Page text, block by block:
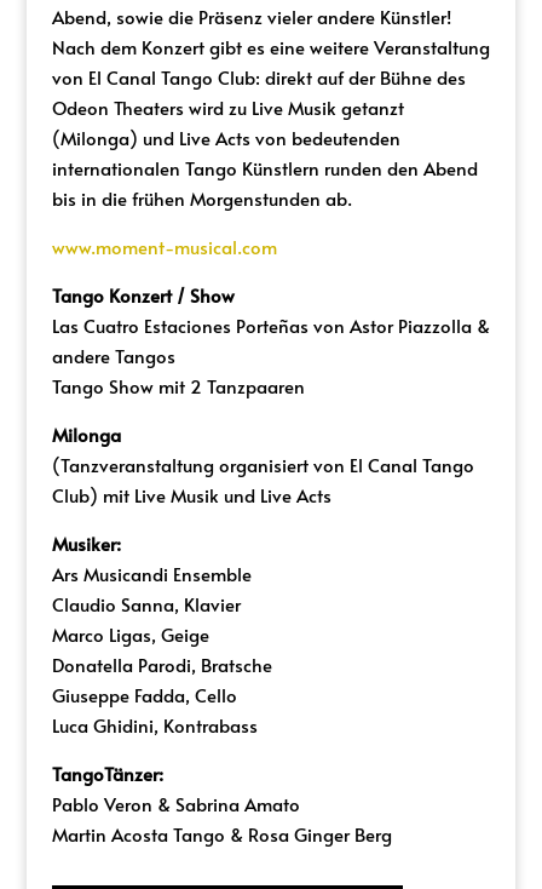
Abend, sowie die Präsenz vieler andere Künstler!
Nach dem Konzert gibt es eine weitere Veranstaltung
von El Canal Tango Club: direkt auf der Bühne des
Odeon Theaters wird zu Live Musik getanzt
(Milonga) und Live Acts von bedeutenden
internationalen Tango Künstlern runden den Abend
bis in die frühen Morgenstunden ab.
www.moment-musical.com
Tango Konzert / Show
Las Cuatro Estaciones Porteñas von Astor Piazzolla &
andere Tangos
Tango Show mit 2 Tanzpaaren
Milonga
(Tanzveranstaltung organisiert von El Canal Tango
Club) mit Live Musik und Live Acts
Musiker:
Ars Musicandi Ensemble
Claudio Sanna, Klavier
Marco Ligas, Geige
Donatella Parodi, Bratsche
Giuseppe Fadda, Cello
Luca Ghidini, Kontrabass
TangoTänzer:
Pablo Veron & Sabrina Amato
Martin Acosta Tango & Rosa Ginger Berg